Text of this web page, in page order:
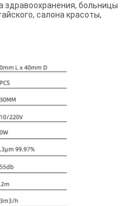
больницы
салона красоты,